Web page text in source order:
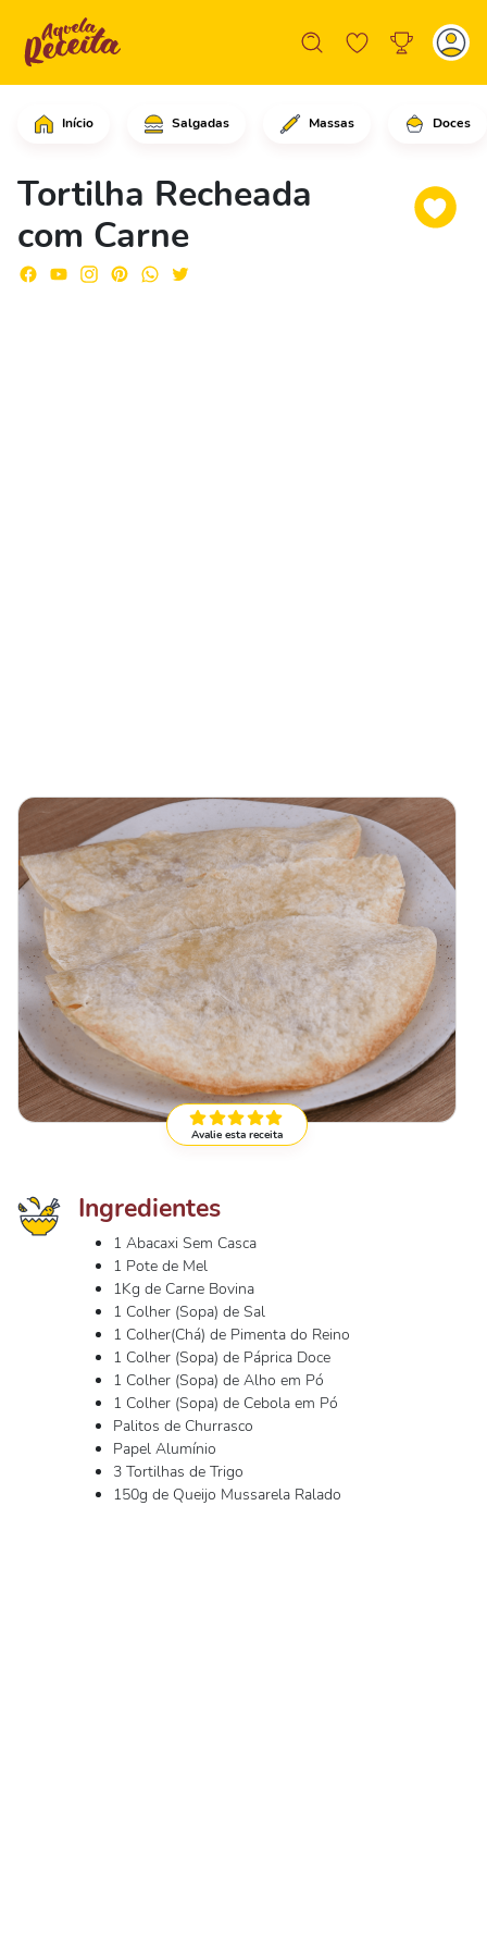
Início Salgadas Massas Doces
Tortilha Recheada
com Carne
Comece adicionando o abacaxi no
Avalie esta receita
Ingredientes
1 Abacaxi Sem Casca
1 Pote de Mel
1Kg de Carne Bovina
1 Colher (Sopa) de Sal
1 Colher(Chá) de Pimenta do Reino
1 Colher (Sopa) de Páprica Doce
1 Colher (Sopa) de Alho em Pó
1 Colher (Sopa) de Cebola em Pó
Palitos de Churrasco
Papel Alumínio
3 Tortilhas de Trigo
150g de Queijo Mussarela Ralado